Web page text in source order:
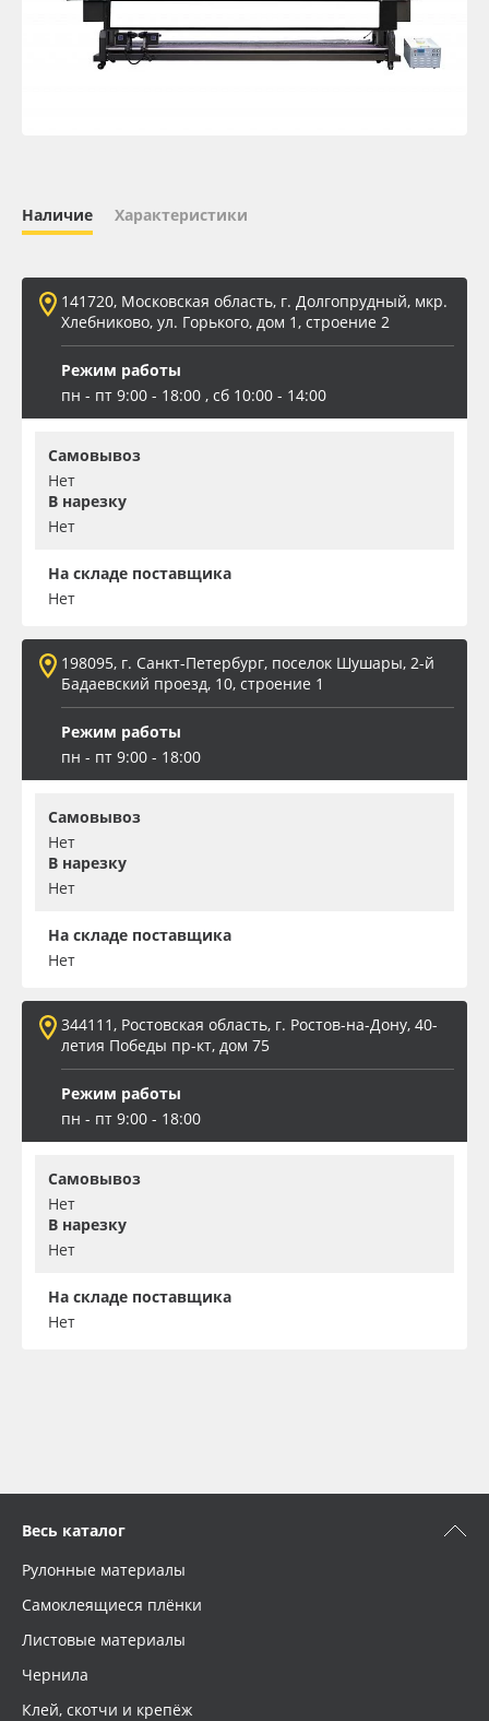
Oracal 641
Вспененный ПВХ
Баннер
Наличие Характеристики
141720, Московская область, г. Долгопрудный, мкр.
Хлебниково, ул. Горького, дом 1, строение 2
Режим работы
пн - пт 9:00 - 18:00 , сб 10:00 - 14:00
Самовывоз
Нет
В нарезку
Нет
На складе поставщика
Нет
198095, г. Санкт-Петербург, поселок Шушары, 2-й
Бадаевский проезд, 10, строение 1
Режим работы
пн - пт 9:00 - 18:00
Самовывоз
Нет
В нарезку
Нет
На складе поставщика
Нет
344111, Ростовская область, г. Ростов-на-Дону, 40-
летия Победы пр-кт, дом 75
Режим работы
пн - пт 9:00 - 18:00
Самовывоз
Нет
В нарезку
Нет
На складе поставщика
Нет
Весь каталог
Рулонные материалы
Самоклеящиеся плёнки
Листовые материалы
Чернила
Клей, скотчи и крепёж